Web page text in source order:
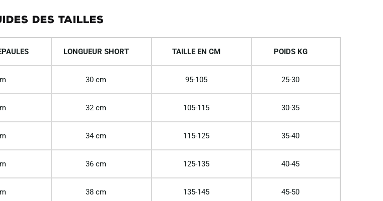
DES TAILLES
LONGUEUR SHORT TAILLE EN CM POIDS KG
30 cm 95-105 25-30
32 cm 105-115 30-35
34 cm 115-125 35-40
36 cm 125-135 40-45
38 cm 135-145 45-50